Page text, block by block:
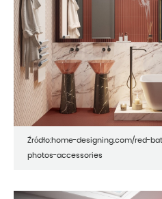
Źródło:home-designing.com/red-
photos-accessories